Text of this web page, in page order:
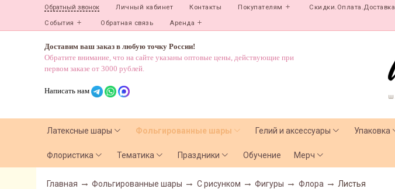
Обратный звонок Личный кабинет Контакты Покупателям Скидки.Оплата.Доставка
События Обратная связь Аренда
Доставим ваш заказ в любую точку России!
Обратите внимание, что на сайте указаны оптовые цены, действующие при
первом заказе от 3000 рублей.
Написать нам
Латексные шары Фольгированные шары Гелий и аксессуары Упаковка
Флористика Тематика Праздники Обучение Мерч
Главная Фольгированные шары С рисунком Фигуры Флора Листья